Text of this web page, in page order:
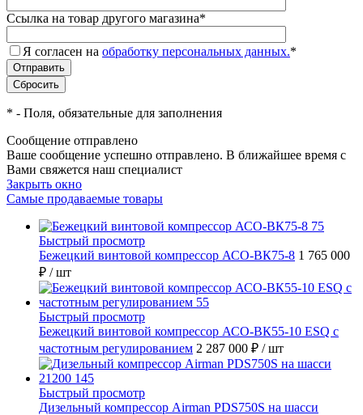
Ссылка на товар другого магазина*
Я согласен на обработку персональных данных.*
* - Поля, обязательные для заполнения
Сообщение отправлено
Ваше сообщение успешно отправлено. В ближайшее время с
Вами свяжется наш специалист
Закрыть окно
Самые продаваемые товары
Быстрый просмотр
Бежецкий винтовой компрессор АСО-ВК75-8 1 765 000
₽ / шт
Быстрый просмотр
Бежецкий винтовой компрессор АСО-ВК55-10 ESQ с
частотным регулированием 2 287 000 ₽ / шт
Быстрый просмотр
Дизельный компрессор Airman PDS750S на шасси